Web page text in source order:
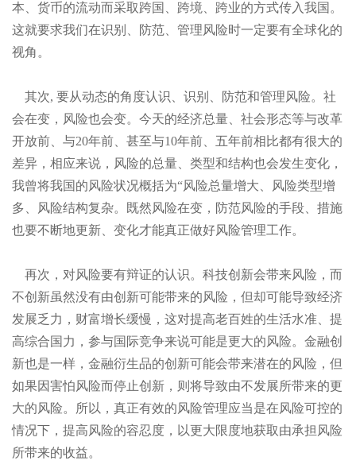
本、货币的流动而采取跨国、跨境、跨业的方式传入我国。
这就要求我们在识别、防范、管理风险时一定要有全球化的
视角。
其次, 要从动态的角度认识、识别、防范和管理风险。社
会在变，风险也会变。今天的经济总量、社会形态等与改革
开放前、与20年前、甚至与10年前、五年前相比都有很大的
差异，相应来说，风险的总量、类型和结构也会发生变化，
我曾将我国的风险状况概括为“风险总量增大、风险类型增
多、风险结构复杂。既然风险在变，防范风险的手段、措施
也要不断地更新、变化才能真正做好风险管理工作。
再次，对风险要有辩证的认识。科技创新会带来风险，而
不创新虽然没有由创新可能带来的风险，但却可能导致经济
发展乏力，财富增长缓慢，这对提高老百姓的生活水准、提
高综合国力，参与国际竞争来说可能是更大的风险。金融创
新也是一样，金融衍生品的创新可能会带来潜在的风险，但
如果因害怕风险而停止创新，则将导致由不发展所带来的更
大的风险。所以，真正有效的风险管理应当是在风险可控的
情况下，提高风险的容忍度，以更大限度地获取由承担风险
所带来的收益。